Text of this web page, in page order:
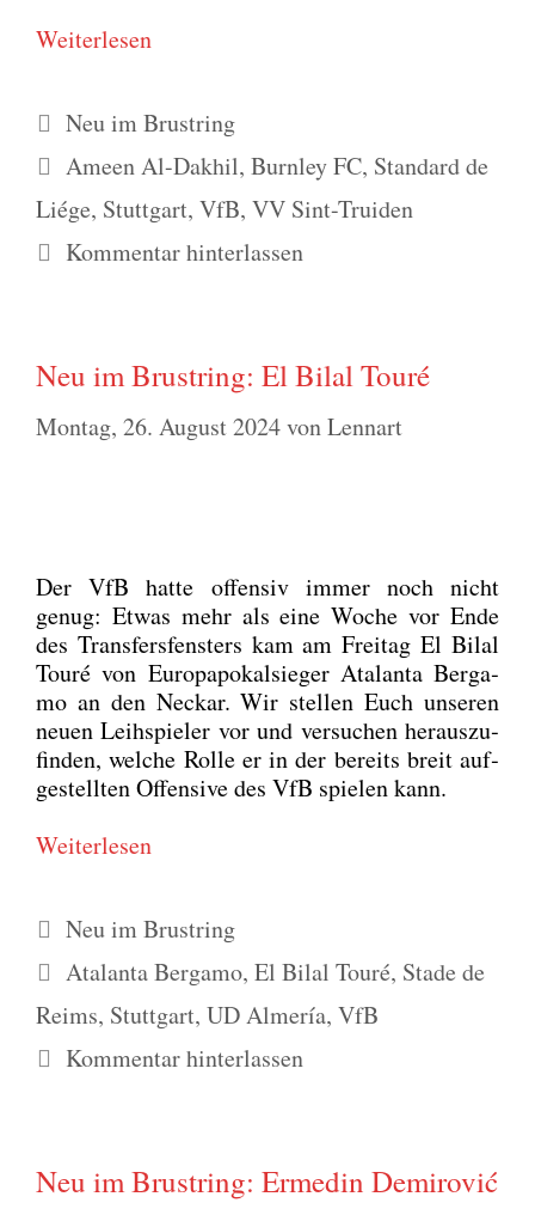
Wei­ter­le­sen
Kategorien
Neu im Brustring
Schlagwörter
Ameen Al-Dakhil, Burnley FC, Standard de
Liége, Stuttgart, VfB, VV Sint-Truiden
Kommentar hinterlassen
Neu im Brustring: El Bilal Touré
Montag, 26. August 2024vonLennart
Der VfB hat­te offen­siv immer noch nicht
genug: Etwas mehr als eine Woche vor Ende
des Trans­fers­fens­ters kam am Frei­tag El Bil­al
Tou­ré von Euro­pa­po­kal­sie­ger Ata­lan­ta Ber­ga­
mo an den Neckar. Wir stel­len Euch unse­ren
neu­en Leih­spie­ler vor und ver­su­chen her­aus­zu­
fin­den, wel­che Rol­le er in der bereits breit auf­
ge­stell­ten Offen­si­ve des VfB spie­len kann.
Wei­ter­le­sen
Kategorien
Neu im Brustring
Schlagwörter
Atalanta Bergamo, El Bilal Touré, Stade de
Reims, Stuttgart, UD Almería, VfB
Kommentar hinterlassen
Neu im Brustring: Ermedin Demirović